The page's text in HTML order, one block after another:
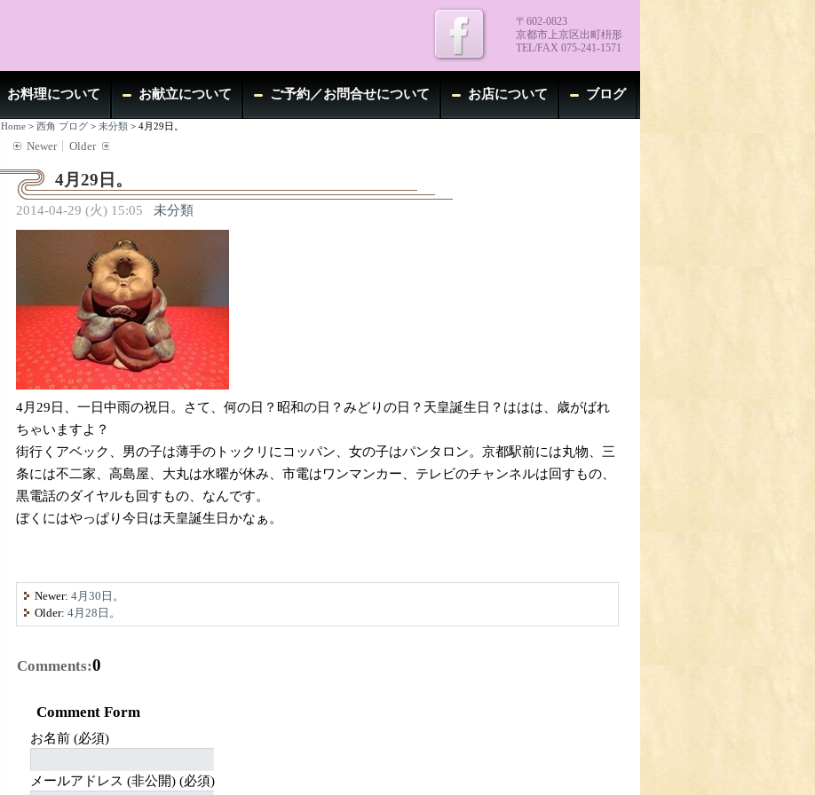
〒602-0823
京都市上京区出町枡形
TEL/FAX 075-241-1571
お料理について お献立について ご予約／お問合せについて お店について ブログ
Home> 西角 ブログ> 未分類> 4月29日。
Newer Older
4月29日。
2014-04-29 (火) 15:05 未分類
4月29日、一日中雨の祝日。さて、何の日？昭和の日？みどりの日？天皇誕生日？ははは、歳がばれ
ちゃいますよ？
街行くアベック、男の子は薄手のトックリにコッパン、女の子はパンタロン。京都駅前には丸物、三
条には不二家、高島屋、大丸は水曜が休み、市電はワンマンカー、テレビのチャンネルは回すもの、
黒電話のダイヤルも回すもの、なんです。
ぼくにはやっぱり今日は天皇誕生日かなぁ。
Newer:4月30日。
Older:4月28日。
Comments:0
Comment Form
お名前 (必須)
メールアドレス (非公開) (必須)